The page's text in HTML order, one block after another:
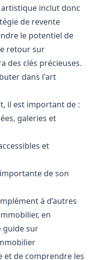
inclut donc
de revente
le potentiel de
retour sur
des clés précieuses.
dans l'art
il est important de :
galeries et
et
de son
à d’autres
en
guide sur
et de comprendre les